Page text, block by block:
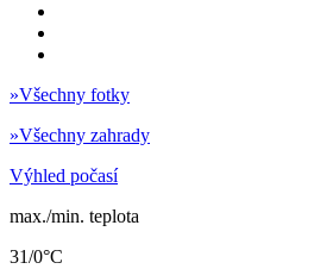
»Všechny fotky
»Všechny zahrady
Výhled počasí
max./min. teplota
31/0°C